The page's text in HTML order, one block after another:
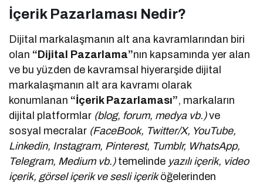
İçerik Pazarlaması Nedir?
Dijital markalaşmanın alt ana kavramlarından biri
olan “Dijital Pazarlama”nın kapsamında yer alan
ve bu yüzden de kavramsal hiyerarşide dijital
markalaşmanın alt ara kavramı olarak
konumlanan “İçerik Pazarlaması”, markaların
dijital platformlar (blog, forum, medya vb.)ve
sosyal mecralar (FaceBook, Twitter/X, YouTube,
Linkedin, Instagram, Pinterest, Tumblr, WhatsApp,
Telegram, Medium vb.) temelinde yazılı içerik, video
içerik, görsel içerik ve sesli içeriköğelerinden